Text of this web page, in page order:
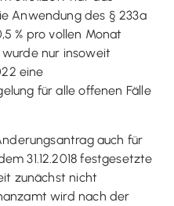
Anwendung des § 233a
% pro vollen Monat
nur insoweit
eine
für alle offenen Fälle
auch für
31.12.2018 festgesetzte
zunächst nicht
wird nach der